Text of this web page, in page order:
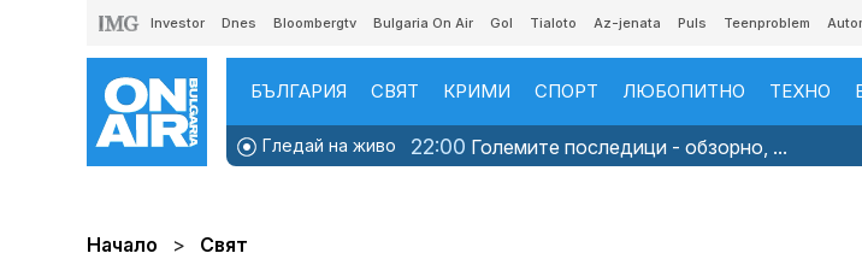
Investor Dnes Bloombergtv Bulgaria On Air Gol Tialoto Az-jenata Puls Teenproblem
БЪЛГАРИЯ СВЯТ КРИМИ СПОРТ ЛЮБОПИТНО ТЕХНО
Гледай на живо 22:00 Големите последици - обзорно, ...
Начало Свят